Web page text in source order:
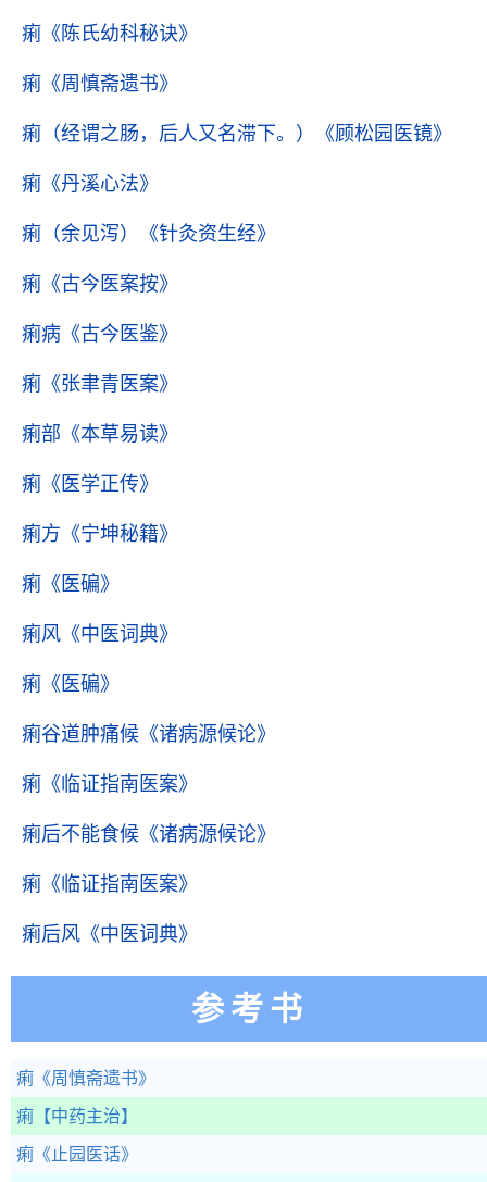
痢 《陈氏幼科秘诀》
痢 《周慎斋遗书》
痢（经谓之肠，后人又名滞下。） 《顾松园医镜》
痢 《丹溪心法》
痢（余见泻） 《针灸资生经》
痢 《古今医案按》
痢病 《古今医鉴》
痢 《张聿青医案》
痢部 《本草易读》
痢 《医学正传》
痢方 《宁坤秘籍》
痢 《医碥》
痢风 《中医词典》
痢 《医碥》
痢谷道肿痛候 《诸病源候论》
痢 《临证指南医案》
痢后不能食候 《诸病源候论》
痢 《临证指南医案》
痢后风 《中医词典》
参考书
痢 《周慎斋遗书》
痢 【中药主治】
痢 《止园医话》